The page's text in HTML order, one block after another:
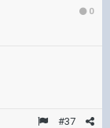
0
#37